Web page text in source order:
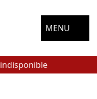
MENU
indisponible